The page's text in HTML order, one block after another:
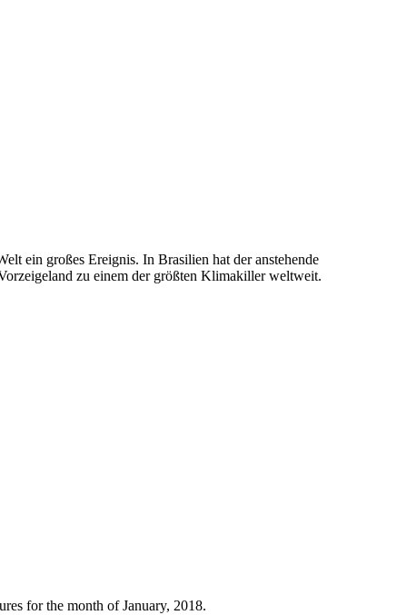
ein großes Ereignis. In Brasilien hat der anstehende
zu einem der größten Klimakiller weltweit.
for the month of January, 2018.